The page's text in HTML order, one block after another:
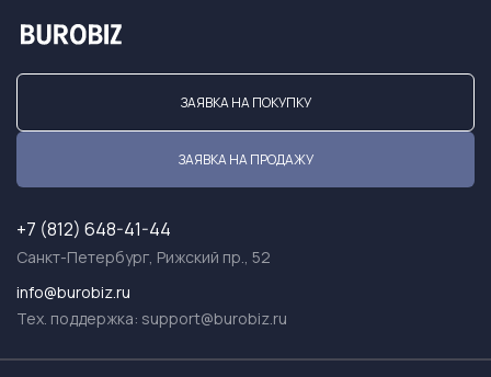
ЗАЯВКА НА ПОКУПКУ
ЗАЯВКА НА ПРОДАЖУ
+7 (812) 648-41-44
Санкт-Петербург, Рижский пр., 52
info@burobiz.ru
Тех. поддержка: support@burobiz.ru